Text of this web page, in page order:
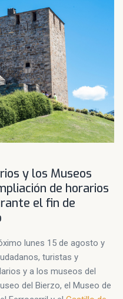
y los Museos
de horarios
el fin de
lunes 15 de agosto y
turistas y
y a los museos del
del Bierzo, el Museo de